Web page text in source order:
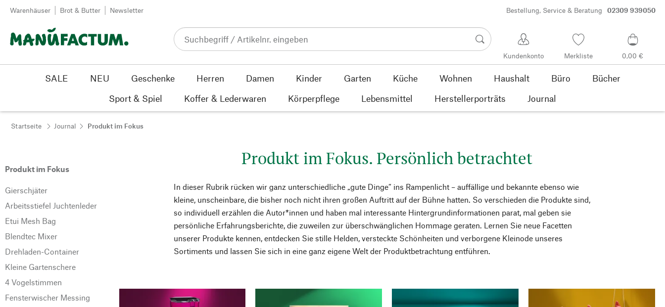
Zum Inhalt springen
Warenhäuser Brot & Butter Newsletter Bestellung, Service & Beratung 02309 939050
Kundenkonto Merkliste 0,00 €
SALE NEU Geschenke Herren Damen Kinder Garten Küche Wohnen Haushalt Büro
Bücher
Sport & Spiel
Koffer & Lederwaren Körperpflege Lebensmittel Herstellerporträts Journal
Startseite Journal Produkt im Fokus
Produkt im Fokus
Gierschjäter
Arbeitsstiefel Juchtenleder
Etui Mesh Bag
Blendtec Mixer
Drehladen-Container
Kleine Gartenschere
4 Vogelstimmen
Fensterwischer Messing
Produkt im Fokus. Persönlich betrachtet
In dieser Rubrik rücken wir ganz unterschiedliche „gute Dinge“ ins Rampenlicht – auffällige und bekannte ebenso wie
kleine, unscheinbare, die bisher noch nicht ihren großen Auftritt auf der Bühne hatten. So verschieden die Produkte sind,
so individuell erzählen die Autor*innen und haben mal interessante Hintergrundinformationen parat, mal geben sie
persönliche Erfahrungsberichte, die zuweilen zur überschwänglichen Hommage geraten. Lernen Sie neue Facetten
unserer Produkte kennen, entdecken Sie stille Helden, versteckte Schönheiten und verborgene Kleinode unseres
Sortiments und lassen Sie sich in eine ganz eigene Welt der Produktbetrachtung entführen.